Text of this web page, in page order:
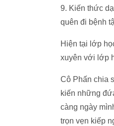
9. Kiến thức
quên đi bệnh
Hiện tại lớp
xuyên với lớp
Cô Phấn chia
kiến những
càng ngày
trọn vẹn kiếp